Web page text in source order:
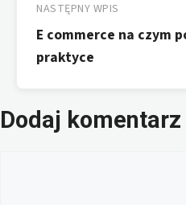
NASTĘPNY WPIS
E commerce na czym
praktyce
Dodaj komentarz